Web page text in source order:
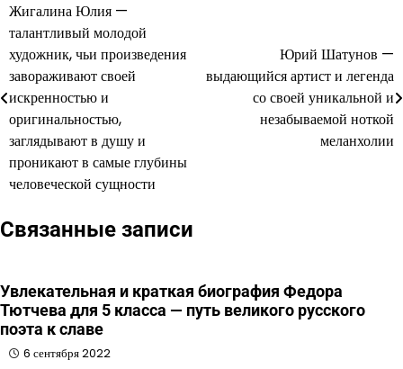
Навигация
по
записям
Жигалина Юлия —
талантливый молодой
художник, чьи произведения
завораживают своей
искренностью и
оригинальностью,
заглядывают в душу и
проникают в самые глубины
человеческой сущности
Юрий Шатунов —
выдающийся артист и легенда
со своей уникальной и
незабываемой ноткой
меланхолии
Связанные записи
Увлекательная и краткая биография Федора
Тютчева для 5 класса — путь великого русского
поэта к славе
6 сентября 2022